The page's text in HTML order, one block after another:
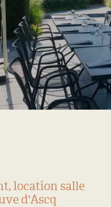
location salle
d'Ascq